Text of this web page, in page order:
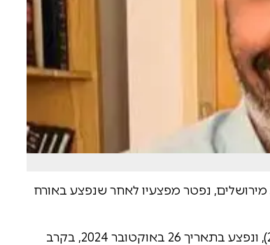
רס"ר במיל׳ גיא שבתאי הי"ד בן 39 מירושלים, נפטר מפצעיו לאחר שנפצע באורח
תאריך 26 באוקטובר 2024, בקרב